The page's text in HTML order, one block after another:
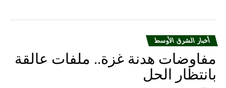
أخبار الشرق الأوسط
مفاوضات هدنة غزة.. ملفات عالقة
بانتظار الحل